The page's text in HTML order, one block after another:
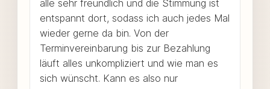
alle sehr freundlich und die Stimmung ist
entspannt dort, sodass ich auch jedes Mal
wieder gerne da bin. Von der
Terminvereinbarung bis zur Bezahlung
läuft alles unkompliziert und wie man es
sich wünscht. Kann es also nur